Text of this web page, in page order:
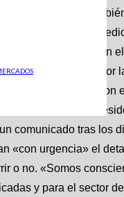
europeo
y Dinamarca
pandemia. Tanto en
presentados por
no tuvieron
Estado. La
comunicado tras los
«con urgencia» el
o no. «Somos
y para el sector